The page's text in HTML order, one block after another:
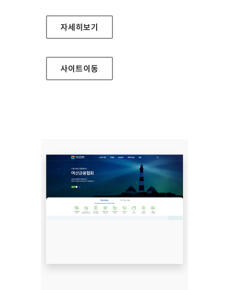
여신금융협회 소비자지원센터
자세히보기
사이트이동